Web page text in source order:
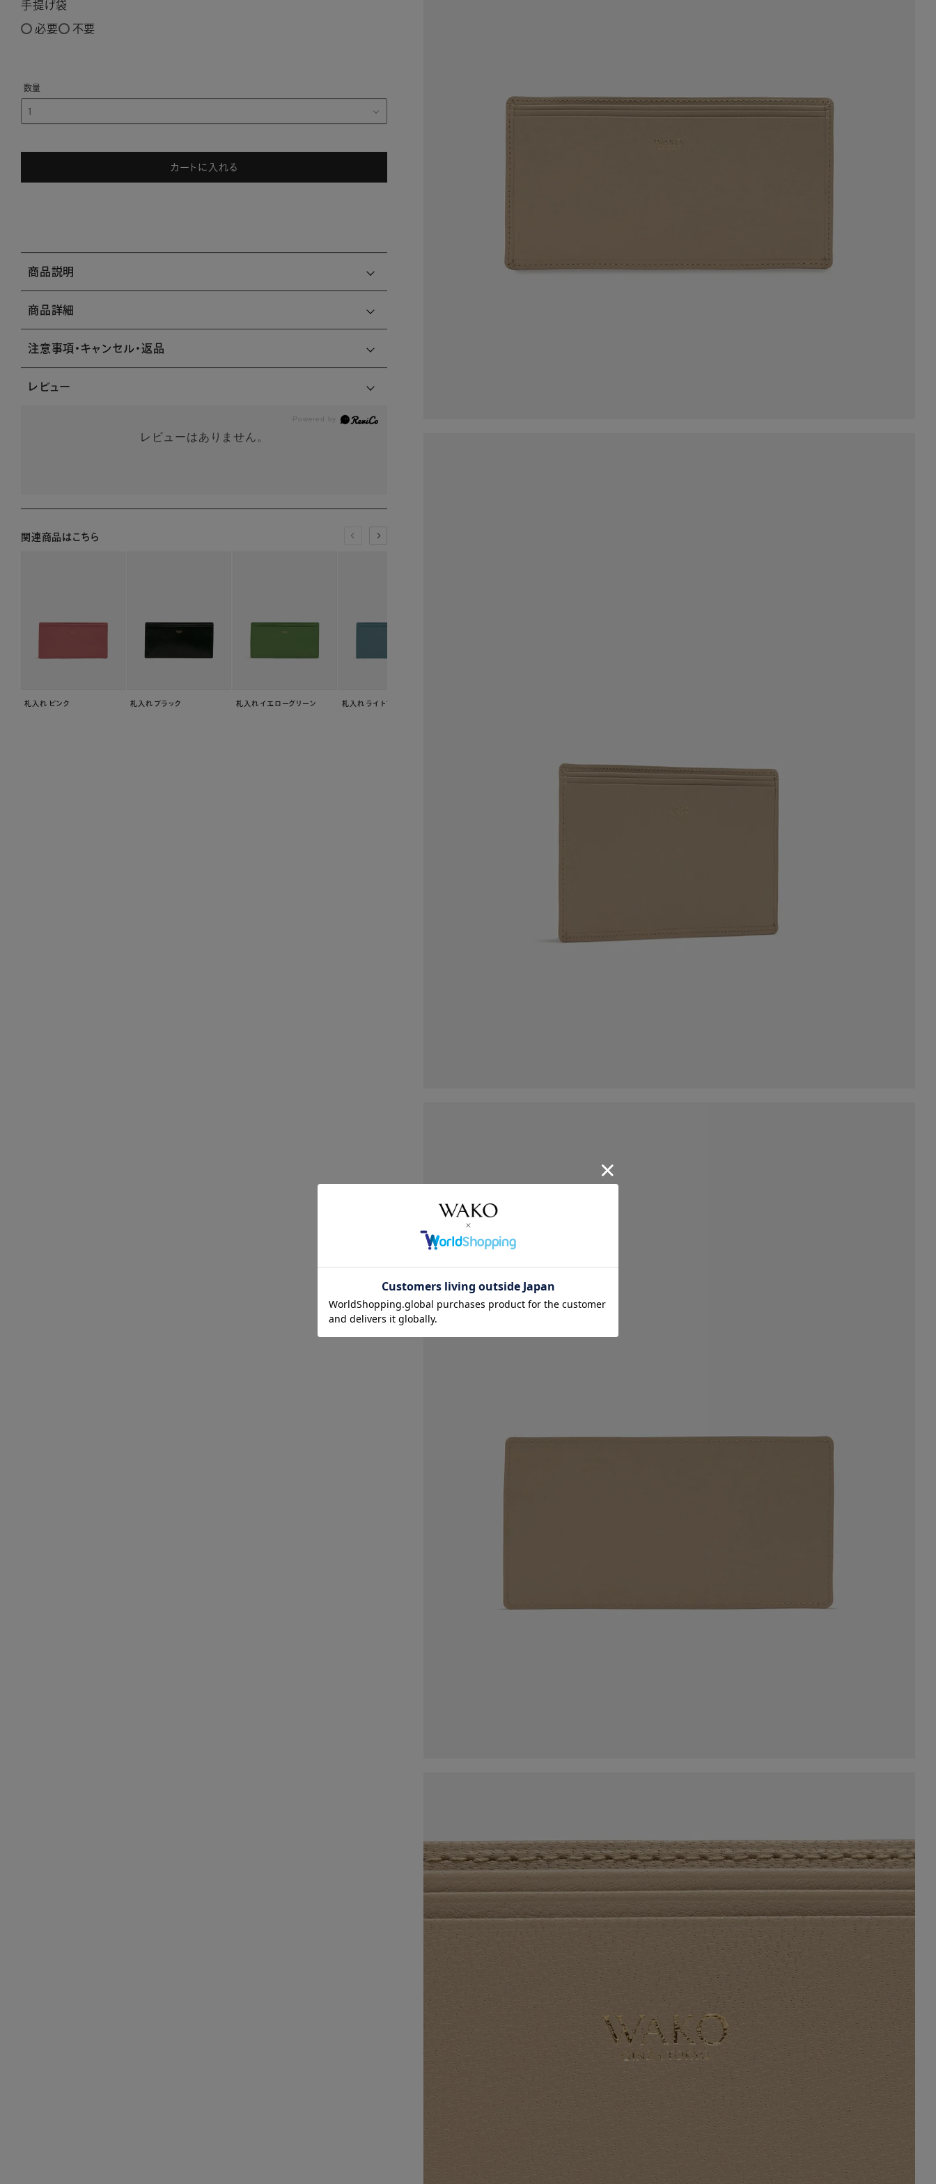
手提げ袋
必要 不要
カートに入れる
商品説明
商品詳細
注意事項・キャンセル・返品
レビュー
レビューはありません。
関連商品はこちら
札入れ ピンク 札入れ ブラック 札入れ イエローグリーン 札入れ ライトブルー